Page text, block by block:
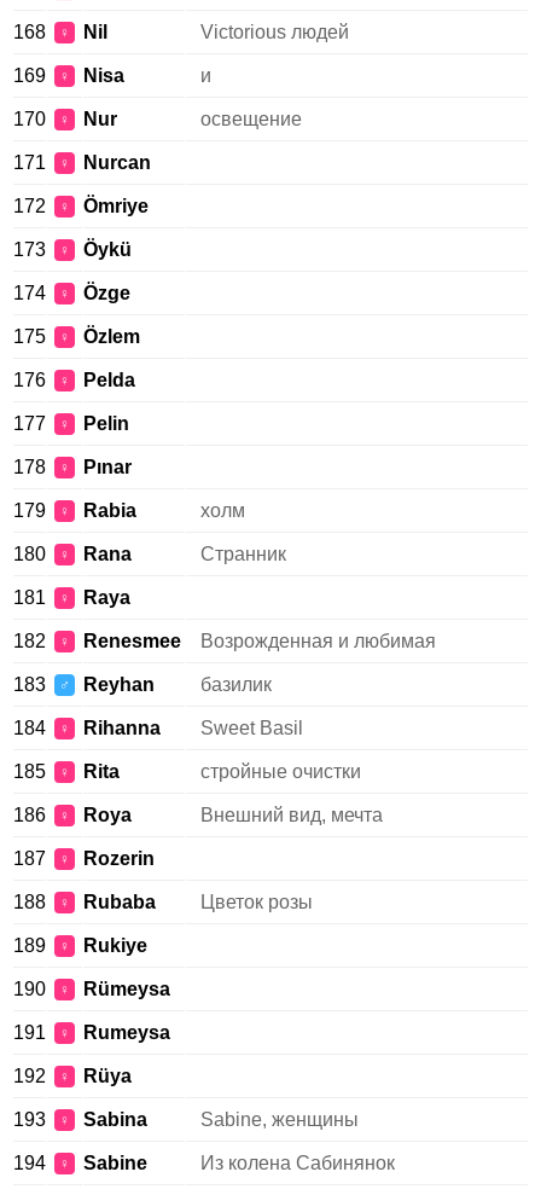
168 ♀ Nil Victorious людей
169 ♀ Nisa и
170 ♀ Nur освещение
171 ♀ Nurcan
172 ♀ Ömriye
173 ♀ Öykü
174 ♀ Özge
175 ♀ Özlem
176 ♀ Pelda
177 ♀ Pelin
178 ♀ Pınar
179 ♀ Rabia холм
180 ♀ Rana Странник
181 ♀ Raya
182 ♀ Renesmee Возрожденная и любимая
183 ♂ Reyhan базилик
184 ♀ Rihanna Sweet Basil
185 ♀ Rita стройные очистки
186 ♀ Roya Внешний вид, мечта
187 ♀ Rozerin
188 ♀ Rubaba Цветок розы
189 ♀ Rukiye
190 ♀ Rümeysa
191 ♀ Rumeysa
192 ♀ Rüya
193 ♀ Sabina Sabine, женщины
194 ♀ Sabine Из колена Сабинянок